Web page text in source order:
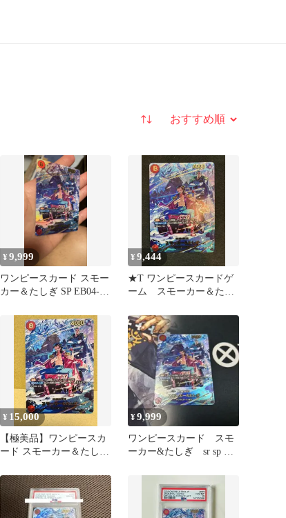
並び替え
¥9,999
ワンピースカード スモー
カー＆たしぎ SP EB04-
¥9,444
★T ワンピースカードゲ
ーム スモーカー＆たし
¥ 15,000
【極美品】ワンピースカ
ード スモーカー＆たしぎ
¥9,999
ワンピースカード スモ
ーカー&たしぎ sr sp ス